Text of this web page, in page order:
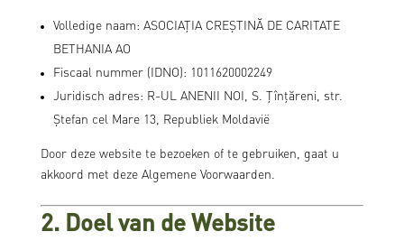
Volledige naam: ASOCIAȚIA CREȘTINĂ DE CARITATE
BETHANIA AO
Fiscaal nummer (IDNO): 1011620002249
Juridisch adres: R-UL ANENII NOI, S. Țînțăreni, str.
Ștefan cel Mare 13, Republiek Moldavië
Door deze website te bezoeken of te gebruiken, gaat u
akkoord met deze Algemene Voorwaarden.
2. Doel van de Website